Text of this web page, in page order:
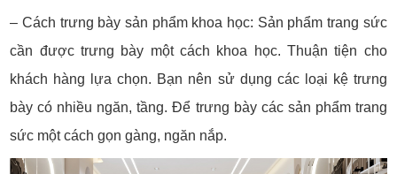
– Cách trưng bày sản phẩm khoa học: Sản phẩm trang sức
cần được trưng bày một cách khoa học. Thuận tiện cho
khách hàng lựa chọn. Bạn nên sử dụng các loại kệ trưng
bày có nhiều ngăn, tầng. Để trưng bày các sản phẩm trang
sức một cách gọn gàng, ngăn nắp.